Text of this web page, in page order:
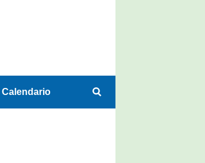
Calendario